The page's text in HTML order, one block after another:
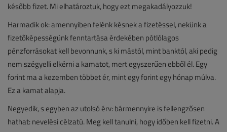
később fizet. Mi elhatároztuk, hogy ezt megakadályozzuk!
Harmadik ok: amennyiben felénk késnek a fizetéssel, nekünk a
fizetőképességünk fenntartása érdekében pótlólagos
pénzforrásokat kell bevonnunk, s ki mástól, mint banktól, aki pedig
nem szégyelli elkérni a kamatot, mert egyszerűen ebből él. Egy
forint ma a kezemben többet ér, mint egy forint egy hónap múlva.
Ez a kamat alapja.
Negyedik, s egyben az utolsó érv: bármennyire is fellengzősen
hathat: nevelési célzatú. Meg kell tanulni, hogy időben kell fizetni. A